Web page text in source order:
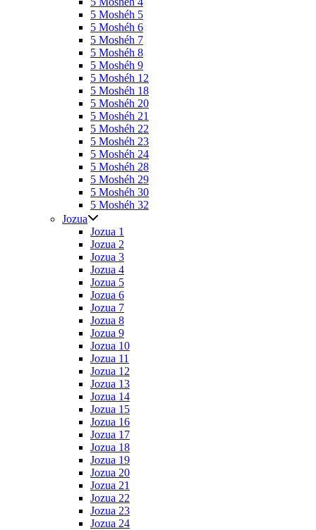
5 Moshéh 5
5 Moshéh 6
5 Moshéh 7
5 Moshéh 8
5 Moshéh 9
5 Moshéh 12
5 Moshéh 18
5 Moshéh 20
5 Moshéh 21
5 Moshéh 22
5 Moshéh 23
5 Moshéh 24
5 Moshéh 28
5 Moshéh 29
5 Moshéh 30
5 Moshéh 32
Jozua
Jozua 1
Jozua 2
Jozua 3
Jozua 4
Jozua 5
Jozua 6
Jozua 7
Jozua 8
Jozua 9
Jozua 10
Jozua 11
Jozua 12
Jozua 13
Jozua 14
Jozua 15
Jozua 16
Jozua 17
Jozua 18
Jozua 19
Jozua 20
Jozua 21
Jozua 22
Jozua 23
Jozua 24